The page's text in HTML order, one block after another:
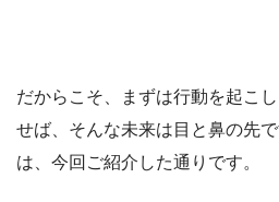
だからこそ、まずは行動を起こ
せば、そんな未来は目と鼻の先
は、今回ご紹介した通りです。